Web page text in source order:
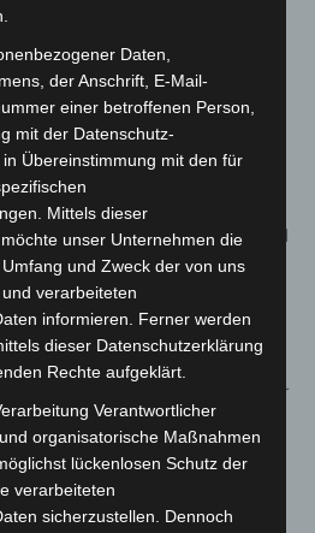
der Jugend, Abteilung Kinder,
Platz 1 in
Die Öffnungszeiten sind
von 8.00 bis 16.30 Uhr sowie
Uhr.
wurde bereits an den
verteilt. Schülerinnen und
Schulen erhalten ihn über
liegt der Flyer im
sowie im Haus der Jugend
informiert regelmäßig über
bietet die Stadt Langenhagen
für Kinder und
Daten,
der Anschrift, E-Mail-
einer betroffenen Person,
mit der Datenschutz-
Übereinstimmung mit den für
Mittels dieser
unser Unternehmen die
und Zweck der von uns
verarbeiteten
informieren. Ferner werden
dieser Datenschutzerklärung
Rechte aufgeklärt.
Verantwortlicher
organisatorische Maßnahmen
lückenlosen Schutz der
verarbeiteten
sicherzustellen. Dennoch